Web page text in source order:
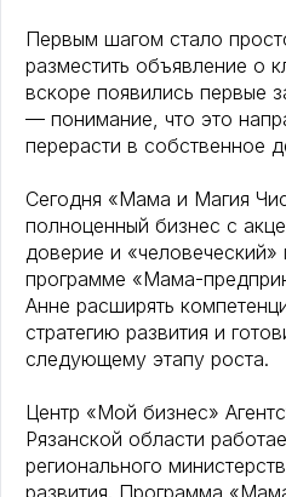
Первым шагом стало
разместить объявление о
вскоре появились первые
— понимание, что это
перерасти в собственное
Сегодня «Мама и Магия
полноценный бизнес с
доверие и «человеческий»
программе «Мама-
Анне расширять
стратегию развития и
следующему этапу роста.
Центр «Мой бизнес»
Рязанской области
регионального